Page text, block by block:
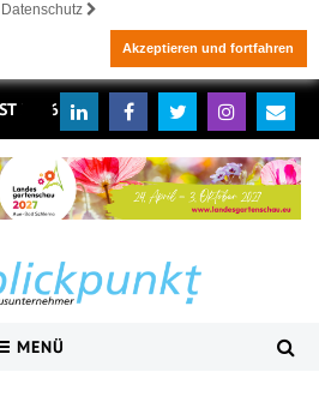
Akzeptieren und fortfahren
2026
MENÜ